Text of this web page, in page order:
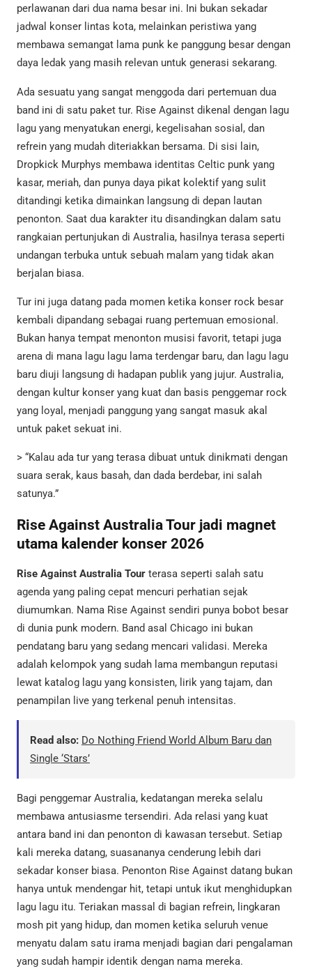
perlawanan dari dua nama besar ini. Ini bukan sekadar
jadwal konser lintas kota, melainkan peristiwa yang
membawa semangat lama punk ke panggung besar dengan
daya ledak yang masih relevan untuk generasi sekarang.
Ada sesuatu yang sangat menggoda dari pertemuan dua
band ini di satu paket tur. Rise Against dikenal dengan lagu
lagu yang menyatukan energi, kegelisahan sosial, dan
refrein yang mudah diteriakkan bersama. Di sisi lain,
Dropkick Murphys membawa identitas Celtic punk yang
kasar, meriah, dan punya daya pikat kolektif yang sulit
ditandingi ketika dimainkan langsung di depan lautan
penonton. Saat dua karakter itu disandingkan dalam satu
rangkaian pertunjukan di Australia, hasilnya terasa seperti
undangan terbuka untuk sebuah malam yang tidak akan
berjalan biasa.
Tur ini juga datang pada momen ketika konser rock besar
kembali dipandang sebagai ruang pertemuan emosional.
Bukan hanya tempat menonton musisi favorit, tetapi juga
arena di mana lagu lagu lama terdengar baru, dan lagu lagu
baru diuji langsung di hadapan publik yang jujur. Australia,
dengan kultur konser yang kuat dan basis penggemar rock
yang loyal, menjadi panggung yang sangat masuk akal
untuk paket sekuat ini.
> “Kalau ada tur yang terasa dibuat untuk dinikmati dengan
suara serak, kaus basah, dan dada berdebar, ini salah
satunya.”
Rise Against Australia Tour jadi magnet
utama kalender konser 2026
Rise Against Australia Tour terasa seperti salah satu
agenda yang paling cepat mencuri perhatian sejak
diumumkan. Nama Rise Against sendiri punya bobot besar
di dunia punk modern. Band asal Chicago ini bukan
pendatang baru yang sedang mencari validasi. Mereka
adalah kelompok yang sudah lama membangun reputasi
lewat katalog lagu yang konsisten, lirik yang tajam, dan
penampilan live yang terkenal penuh intensitas.
Read also: Do Nothing Friend World Album Baru dan
Single ‘Stars’
Bagi penggemar Australia, kedatangan mereka selalu
membawa antusiasme tersendiri. Ada relasi yang kuat
antara band ini dan penonton di kawasan tersebut. Setiap
kali mereka datang, suasananya cenderung lebih dari
sekadar konser biasa. Penonton Rise Against datang bukan
hanya untuk mendengar hit, tetapi untuk ikut menghidupkan
lagu lagu itu. Teriakan massal di bagian refrein, lingkaran
mosh pit yang hidup, dan momen ketika seluruh venue
menyatu dalam satu irama menjadi bagian dari pengalaman
yang sudah hampir identik dengan nama mereka.